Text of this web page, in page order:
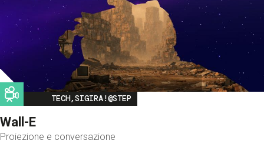
Image
TECH,SIGIRA!@STEP
Wall-E
Proiezione e conversazione